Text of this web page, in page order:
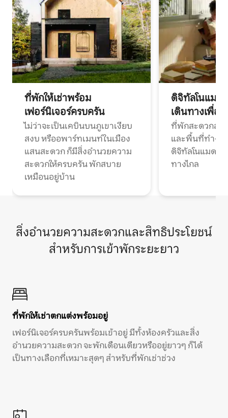
ที่พักให้เช่าพร้อม
เฟอร์นิเจอร์ครบครัน
ไม่ว่าจะเป็นเคบินบนภูเขาเงียบ
สงบ หรืออพาร์ทเมนท์ในเมือง
แสนสะดวก ก็มีสิ่งอำนวยความ
สะดวกให้ครบครัน พักสบาย
เหมือนอยู่บ้าน
ดิจิทัลโนแมด
เดินทางเพื่อ
ที่พักสะดวกสบ
และพื้นที่ทำงา
ดิจิทัลโนแมดแ
ทางไกล
สิ่งอำนวยความสะดวกและสิทธิประโยชน์
สำหรับการเข้าพักระยะยาว
ที่พักให้เช่าตกแต่งพร้อมอยู่
เฟอร์นิเจอร์ครบครันพร้อมเข้าอยู่ มีทั้งห้องครัวและสิ่ง
อำนวยความสะดวก จะพักเดือนเดียวหรืออยู่ยาวๆ ก็ได้
เป็นทางเลือกที่เหมาะสุดๆ สำหรับที่พักเช่าช่วง